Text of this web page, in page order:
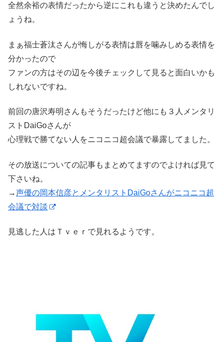
全然余裕の表情だったから逆にこれも違うと決めたんでし
ょうね。
まぁ福士蒼汰さんが悔しがる表情は唇を噛みしめる表情を
分かったので
ファンの方はその辺を今後チェックして見ると面白いかも
しれないですね。
前回の唐沢寿明さんもそうだったけど他にも３人メンタリ
ストDaiGoさんが
心理戦で勝てない人をニコニコ超会議で暴露してました。
その放送についての記事もまとめてますのでよければ見て
下さいね。
→声優の岡本信彦とメンタリストDaiGoさんがニコニコ超
会議で対談
見逃した人はＴｖｅｒで見れるようです。